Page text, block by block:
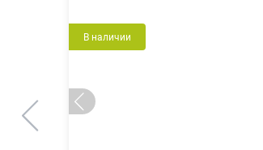
В наличии